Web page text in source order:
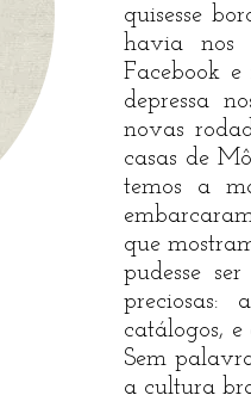
quisesse
havia nos
Facebook
depressa
novas
casas de
temos a
que
pudesse
preciosas:
catálogos,
Sem
a cultura